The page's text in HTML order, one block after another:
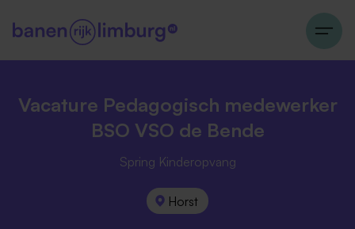
Vacature Pedagogisch medewerker
BSO VSO de Bende
Spring Kinderopvang
Horst